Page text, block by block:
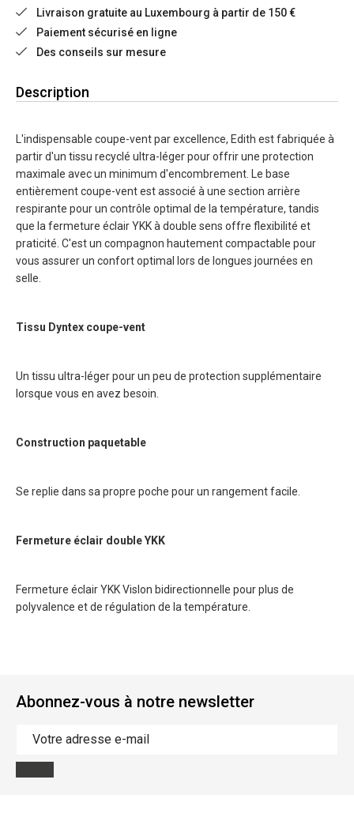
Livraison gratuite au Luxembourg à partir de 150 €
Paiement sécurisé en ligne
Des conseils sur mesure
Description
L'indispensable coupe-vent par excellence, Edith est fabriquée à
partir d'un tissu recyclé ultra-léger pour offrir une protection
maximale avec un minimum d'encombrement. Le base
entièrement coupe-vent est associé à une section arrière
respirante pour un contrôle optimal de la température, tandis
que la fermeture éclair YKK à double sens offre flexibilité et
praticité. C'est un compagnon hautement compactable pour
vous assurer un confort optimal lors de longues journées en
selle.
Tissu Dyntex coupe-vent
Un tissu ultra-léger pour un peu de protection supplémentaire
lorsque vous en avez besoin.
Construction paquetable
Se replie dans sa propre poche pour un rangement facile.
Fermeture éclair double YKK
Fermeture éclair YKK Vislon bidirectionnelle pour plus de
polyvalence et de régulation de la température.
Abonnez-vous à notre newsletter